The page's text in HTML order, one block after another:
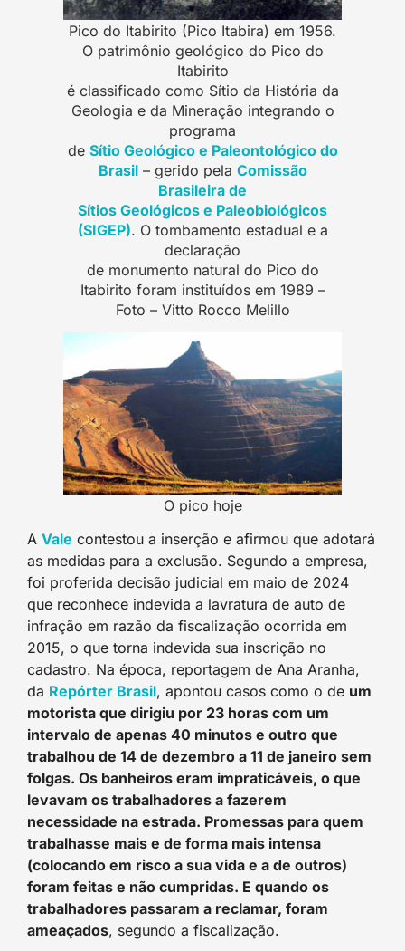
Pico do Itabirito (Pico Itabira) em 1956.
O patrimônio geológico do Pico do
Itabirito
é classificado como Sítio da História da
Geologia e da Mineração integrando o
programa
de Sítio Geológico e Paleontológico do
Brasil– gerido pela Comissão
Brasileira de
Sítios Geológicos e Paleobiológicos
(SIGEP). O tombamento estadual e a
declaração
de monumento natural do Pico do
Itabirito foram instituídos em 1989 –
Foto – Vitto Rocco Melillo
O pico hoje
A Vale contestou a inserção e afirmou que adotará
as medidas para a exclusão. Segundo a empresa,
foi proferida decisão judicial em maio de 2024
que reconhece indevida a lavratura de auto de
infração em razão da fiscalização ocorrida em
2015, o que torna indevida sua inscrição no
cadastro. Na época, reportagem de Ana Aranha,
da Repórter Brasil, apontou casos como o de um
motorista que dirigiu por 23 horas com um
intervalo de apenas 40 minutos e outro que
trabalhou de 14 de dezembro a 11 de janeiro sem
folgas. Os banheiros eram impraticáveis, o que
levavam os trabalhadores a fazerem
necessidade na estrada. Promessas para quem
trabalhasse mais e de forma mais intensa
(colocando em risco a sua vida e a de outros)
foram feitas e não cumpridas. E quando os
trabalhadores passaram a reclamar, foram
ameaçados, segundo a fiscalização.